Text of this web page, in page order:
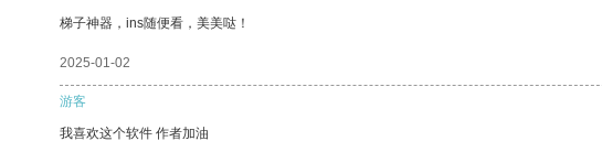
梯子神器，ins随便看，美美哒！
2025-01-02
游客
我喜欢这个软件 作者加油